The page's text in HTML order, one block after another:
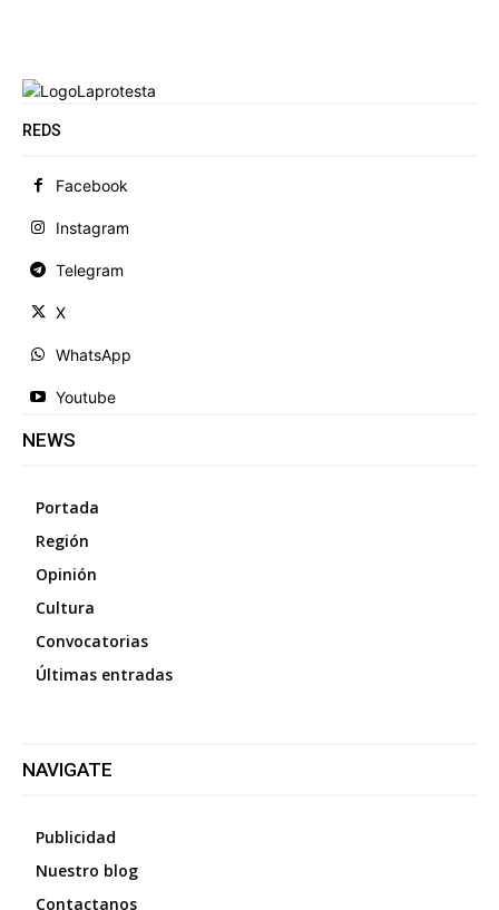
REDS
Facebook
Instagram
Telegram
X
WhatsApp
Youtube
NEWS
Portada
Región
Opinión
Cultura
Convocatorias
Últimas entradas
NAVIGATE
Publicidad
Nuestro blog
Contactanos